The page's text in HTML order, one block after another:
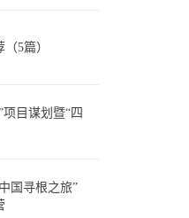
5篇）
目谋划暨“四
国寻根之旅”